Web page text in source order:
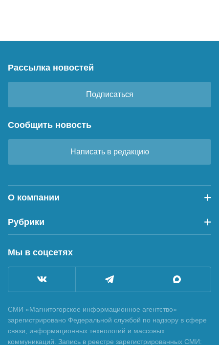
Рассылка новостей
Подписаться
Сообщить новость
Написать в редакцию
О компании
Рубрики
Мы в соцсетях
СМИ «Магнитогорское информационное агентство»
зарегистрировано Федеральной службой по надзору в сфере
связи, информационных технологий и массовых
коммуникаций. Запись в реестре зарегистрированных СМИ: